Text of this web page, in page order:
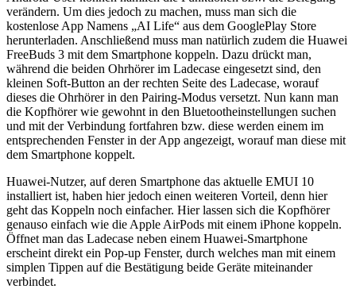
verändern. Um dies jedoch zu machen, muss man sich die
kostenlose App Namens „AI Life“ aus dem GooglePlay Store
herunterladen. Anschließend muss man natürlich zudem die Huawei
FreeBuds 3 mit dem Smartphone koppeln. Dazu drückt man,
während die beiden Ohrhörer im Ladecase eingesetzt sind, den
kleinen Soft-Button an der rechten Seite des Ladecase, worauf
dieses die Ohrhörer in den Pairing-Modus versetzt. Nun kann man
die Kopfhörer wie gewohnt in den Bluetootheinstellungen suchen
und mit der Verbindung fortfahren bzw. diese werden einem im
entsprechenden Fenster in der App angezeigt, worauf man diese mit
dem Smartphone koppelt.
Huawei-Nutzer, auf deren Smartphone das aktuelle EMUI 10
installiert ist, haben hier jedoch einen weiteren Vorteil, denn hier
geht das Koppeln noch einfacher. Hier lassen sich die Kopfhörer
genauso einfach wie die Apple AirPods mit einem iPhone koppeln.
Öffnet man das Ladecase neben einem Huawei-Smartphone
erscheint direkt ein Pop-up Fenster, durch welches man mit einem
simplen Tippen auf die Bestätigung beide Geräte miteinander
verbindet.